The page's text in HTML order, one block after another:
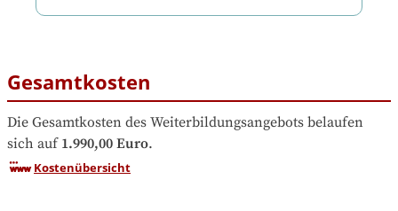
Gesamtkosten
Die Gesamtkosten des Weiterbildungsangebots belaufen
sich auf 1.990,00 Euro.
Kostenübersicht